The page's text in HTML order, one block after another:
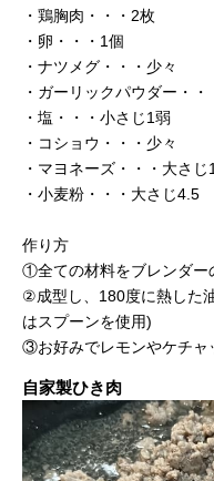
・鶏胸肉・・・2枚
・卵・・・1個
・ナツメグ・・・少々
・ガーリックパウダー・
・塩・・・小さじ1弱
・コショウ・・・少々
・マヨネーズ・・・大さじ1
・小麦粉・・・大さじ4.5
作り方
①全ての材料をブレンダー
②成型し、180度に熱した
はスプーンを使用)
③お好みでレモンやケチャ
自家製ひき肉